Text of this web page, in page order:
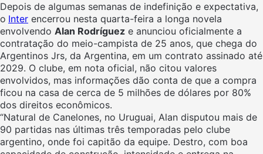
Depois de algumas semanas de indefinição e expectativa,
o Inter encerrou nesta quarta-feira a longa novela
envolvendo Alan Rodríguez e anunciou oficialmente a
contratação do meio-campista de 25 anos, que chega do
Argentinos Jrs, da Argentina, em um contrato assinado até
2029. O clube, em nota oficial, não citou valores
envolvidos, mas informações dão conta de que a compra
ficou na casa de cerca de 5 milhões de dólares por 80%
dos direitos econômicos.
“Natural de Canelones, no Uruguai, Alan disputou mais de
90 partidas nas últimas três temporadas pelo clube
argentino, onde foi capitão da equipe. Destro, com boa